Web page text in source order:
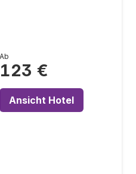
Ab
123 €
Ansicht Hotel